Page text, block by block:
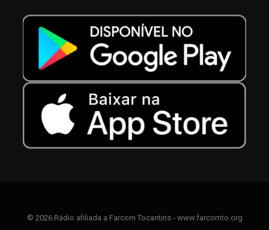
© 2026 Rádio afiliada a Farcom Tocantins - www.farcomto.org